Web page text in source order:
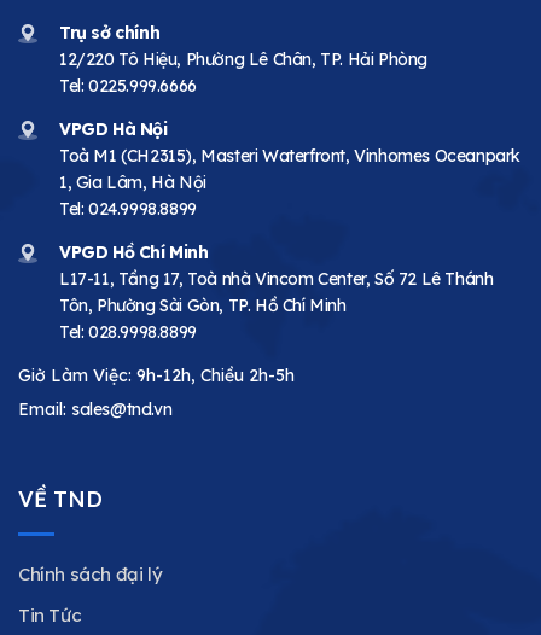
Trụ sở chính
12/220 Tô Hiệu, Phường Lê Chân, TP. Hải Phòng
Tel: 0225.999.6666
VPGD Hà Nội
Toà M1 (CH2315), Masteri Waterfront, Vinhomes Oceanpark
1, Gia Lâm, Hà Nội
Tel: 024.9998.8899
VPGD Hồ Chí Minh
L17-11, Tầng 17, Toà nhà Vincom Center, Số 72 Lê Thánh
Tôn, Phường Sài Gòn, TP. Hồ Chí Minh
Tel: 028.9998.8899
Giờ Làm Việc: 9h-12h, Chiều 2h-5h
Email: sales@tnd.vn
VỀ TND
Chính sách đại lý
Tin Tức